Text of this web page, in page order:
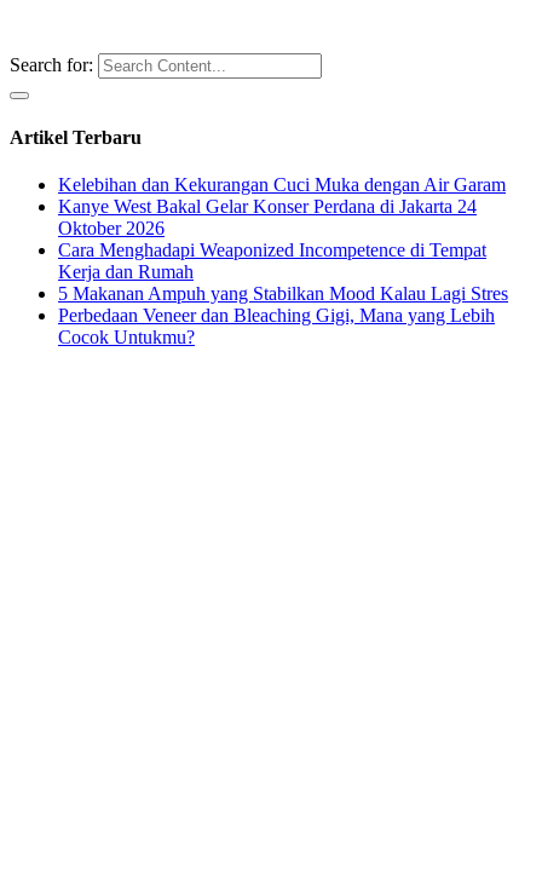
Search for:
Artikel Terbaru
Kelebihan dan Kekurangan Cuci Muka dengan Air Garam
Kanye West Bakal Gelar Konser Perdana di Jakarta 24
Oktober 2026
Cara Menghadapi Weaponized Incompetence di Tempat
Kerja dan Rumah
5 Makanan Ampuh yang Stabilkan Mood Kalau Lagi Stres
Perbedaan Veneer dan Bleaching Gigi, Mana yang Lebih
Cocok Untukmu?